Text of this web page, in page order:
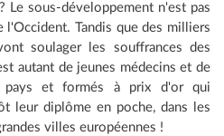
Le sous-développement n'est pas
l'Occident. Tandis que des milliers
soulager les souffrances des
autant de jeunes médecins et de
pays et formés à prix d'or qui
leur diplôme en poche, dans les
villes européennes !